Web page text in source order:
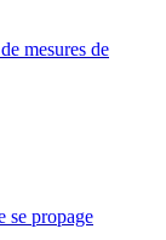
mesures de
se propage